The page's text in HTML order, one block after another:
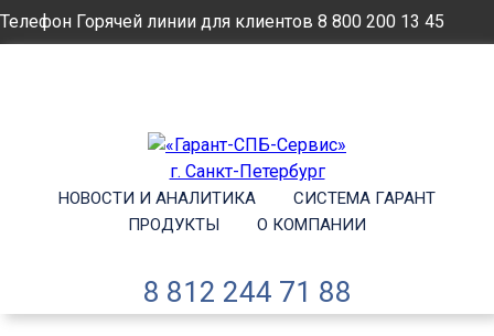
Телефон Горячей линии для клиентов 8 800 200 13 45
НОВОСТИ И АНАЛИТИКА
СИСТЕМА ГАРАНТ
ПРОДУКТЫ
О КОМПАНИИ
8 812 244 71 88